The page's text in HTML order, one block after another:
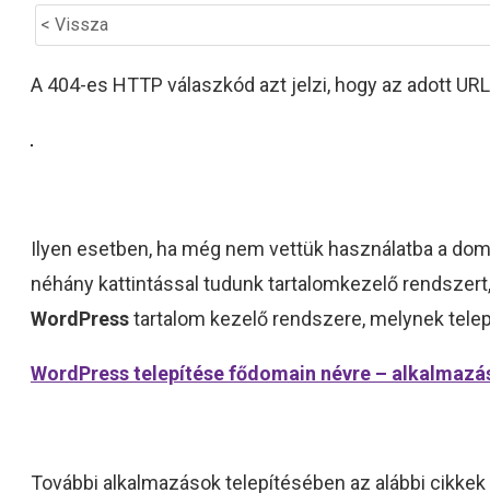
< Vissza
A 404-es HTTP válaszkód azt jelzi, hogy az adott
Ilyen esetben, ha még nem vettük használatba a
néhány kattintással tudunk tartalomkezelő
WordPresstartalom kezelő rendszere, melynek
WordPress telepítése fődomain névre –
További alkalmazások telepítésében az alábbi